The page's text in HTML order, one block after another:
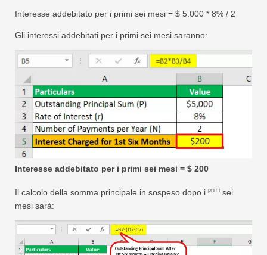
Interesse addebitato per i primi sei mesi = $ 5.000 * 8% / 2
Gli interessi addebitati per i primi sei mesi saranno:
Interesse addebitato per i primi sei mesi = $ 200
Il calcolo della somma principale in sospeso dopo i primi sei
mesi sarà: